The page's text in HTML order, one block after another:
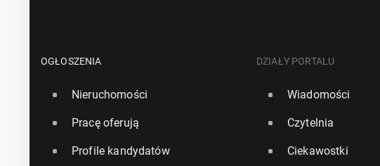
OGŁOSZENIA
Nieruchomości
Pracę oferują
Profile kandydatów
DZIAŁY PORTALU
Wiadomości
Czytelnia
Ciekawostki